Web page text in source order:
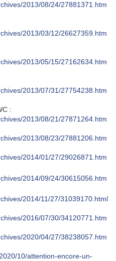
2013/08/24/27881371.htm
2013/03/12/26627359.htm
2013/05/15/27162634.htm
2013/07/31/27754238.htm
:
2013/08/21/27871264.htm
2013/08/23/27881206.htm
2014/01/27/29026871.htm
2014/09/24/30615056.htm
2014/11/27/31039170.html
2016/07/30/34120771.htm
2020/04/27/38238057.htm
10/attention-encore-un-